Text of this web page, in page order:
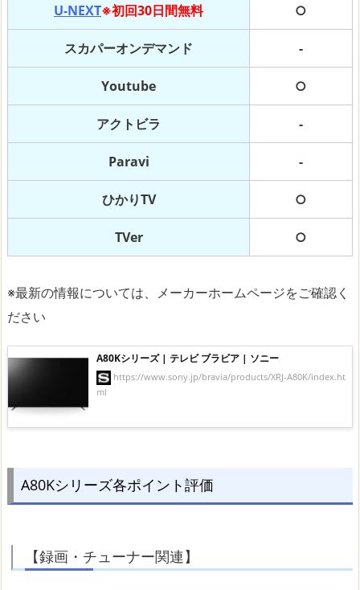
U-NEXT※初回30日間無料 ○
スカパーオンデマンド -
Youtube ○
アクトビラ -
Paravi -
ひかりTV ○
TVer ○
※最新の情報については、メーカーホームページをご確認く
ださい
A80Kシリーズ | テレビ ブラビア | ソニー
https://www.sony.jp/bravia/products/XRJ-A80K/index.ht
ml
A80Kシリーズ各ポイント評価
【録画・チューナー関連】